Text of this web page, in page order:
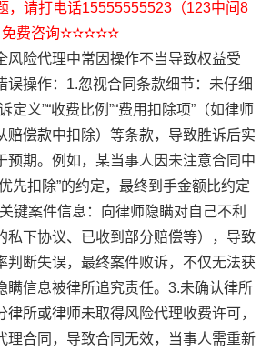
请打电话15555555523（123中间8
免费咨询✫✫✫✫✫
风险代理中常因操作不当导致权益受
误操作：1.忽视合同条款细节：未仔细
定义”“收费比例”“费用扣除项”（如律师
赔偿款中扣除）等条款，导致胜诉后实
预期。例如，某当事人因未注意合同中
先扣除”的约定，最终到手金额比约定
键案件信息：向律师隐瞒对自己不利
私下协议、已收到部分赔偿等），导致
判断失误，最终案件败诉，不仅无法获
瞒信息被律所追究责任。3.未确认律所
律所或律师未取得风险代理收费许可，
理合同，导致合同无效，当事人需重新